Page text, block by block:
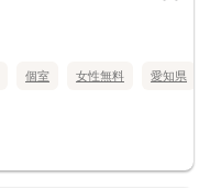
個室 女性無料 愛知県